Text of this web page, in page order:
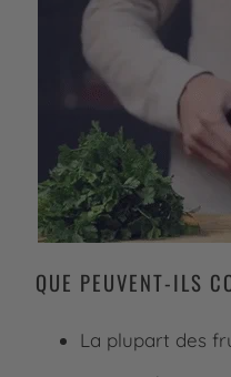
QUE PEUVENT-ILS
La plupart des